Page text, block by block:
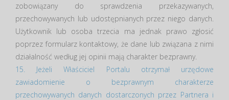
zobowiązany do sprawdzenia przekazywanych,
przechowywanych lub udostępnianych przez niego danych.
Użytkownik lub osoba trzecia ma jednak prawo zgłosić
poprzez formularz kontaktowy, że dane lub związana z nimi
działalność według jej opinii mają charakter bezprawny.
15. Jeżeli Właściciel Portalu otrzymał urzędowe
zawiadomienie o bezprawnym charakterze
przechowywanych danych dostarczonych przez Partnera i